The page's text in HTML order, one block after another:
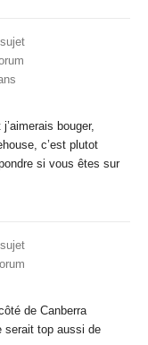
bouger,
c’est plutot
si vous êtes sur
de Canberra
serait top aussi de